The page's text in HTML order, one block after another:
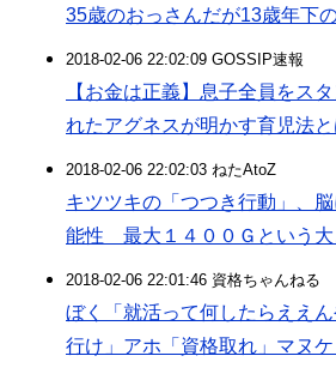
35歳のおっさんだが13歳年下
2018-02-06 22:02:09 GOSSIP速報
【お金は正義】息子全員をス
れたアグネスが明かす育児法と
2018-02-06 22:02:03 ねたAtoZ
キツツキの「つつき行動」、
能性 最大１４００Ｇという大
2018-02-06 22:01:46 資格ちゃんねる
ぼく「就活って何したらええ
行け」アホ「資格取れ」マヌケ